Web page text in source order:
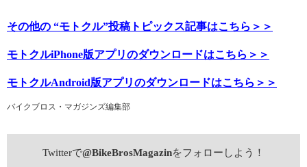
その他の “モトクル”投稿トピックス記事はこちら＞＞
モトクルiPhone版アプリのダウンロードはこちら＞＞
モトクルAndroid版アプリのダウンロードはこちら＞＞
バイクブロス・マガジンズ編集部
Twitterで@BikeBrosMagazinをフォローしよう！